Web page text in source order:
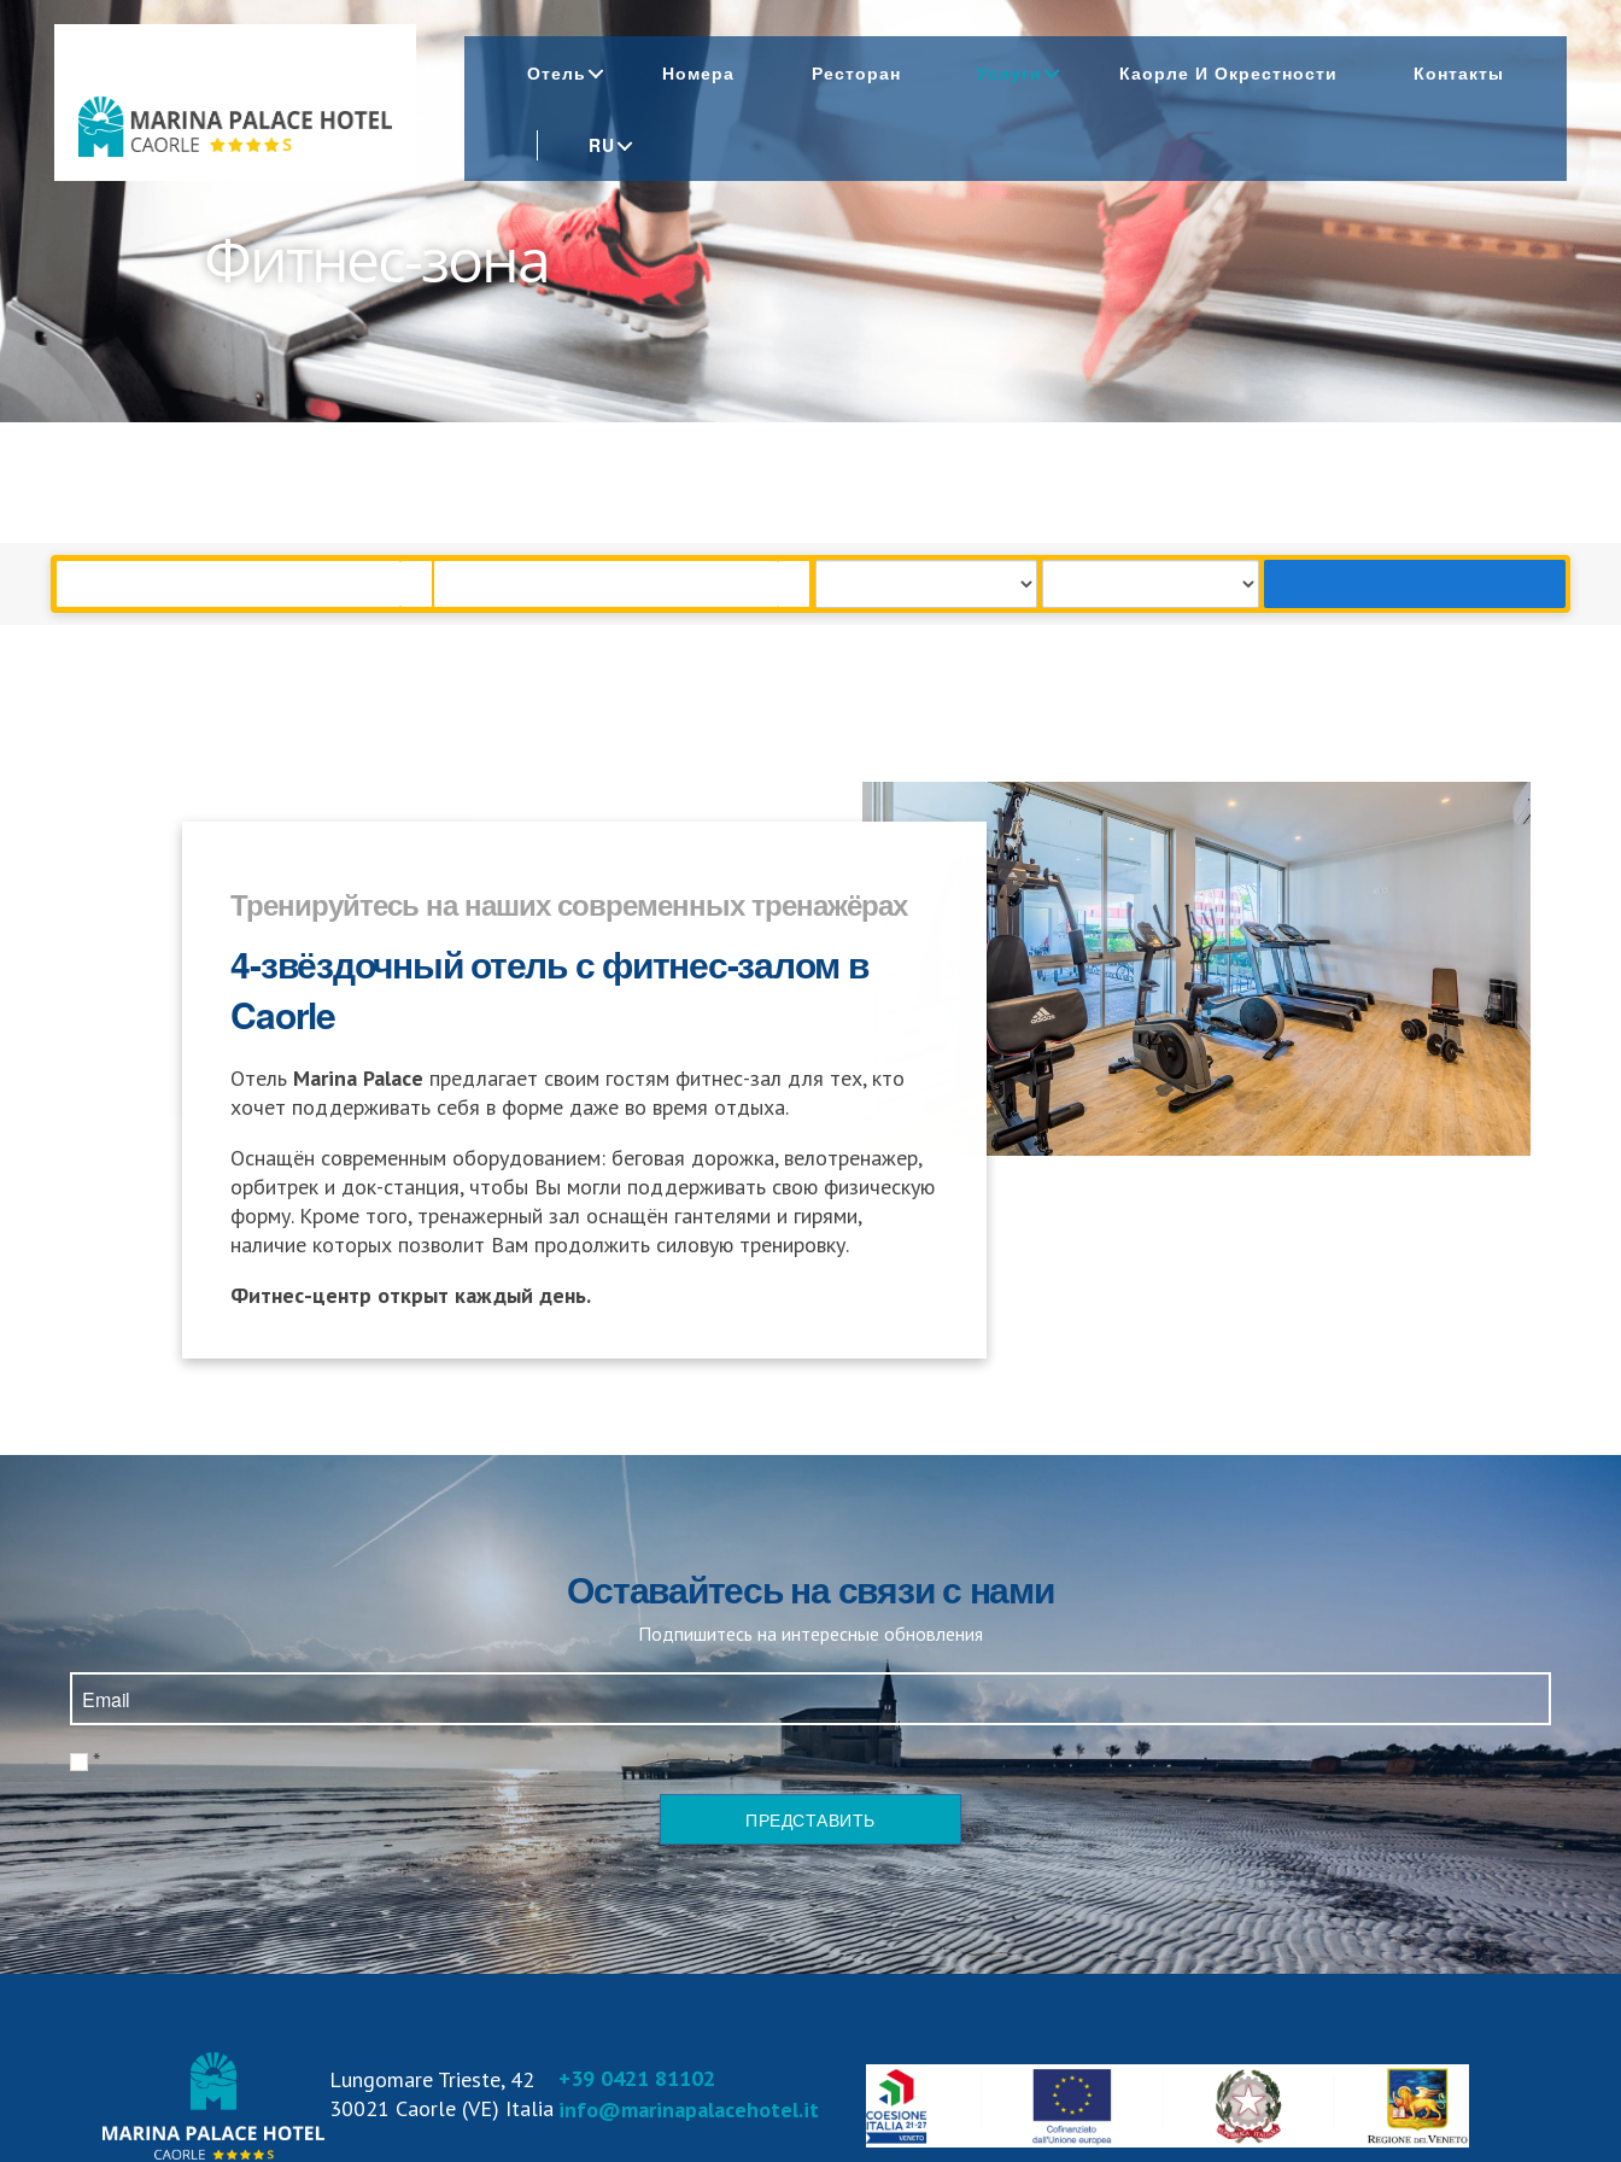
Marina
Palace
Hotel
Отель Номера Ресторан Услуги Каорле И Окрестности Контакты
RU
Фитнес-зона
Тренируйтесь на наших современных тренажёрах
4-звёздочный отель с фитнес-залом в
Caorle
Отель Marina Palace предлагает своим гостям фитнес-зал для тех, кто
хочет поддерживать себя в форме даже во время отдыха.
Оснащён современным оборудованием: беговая дорожка, велотренажер,
орбитрек и док-станция, чтобы Вы могли поддерживать свою физическую
форму. Кроме того, тренажерный зал оснащён гантелями и гирями,
наличие которых позволит Вам продолжить силовую тренировку.
Фитнес-центр открыт каждый день.
Оставайтесь на связи с нами
Подпишитесь на интересные обновления
*
ПРЕДСТАВИТЬ
Lungomare Trieste, 42
30021 Caorle (VE) Italia
+39 0421 81102
info@marinapalacehotel.it